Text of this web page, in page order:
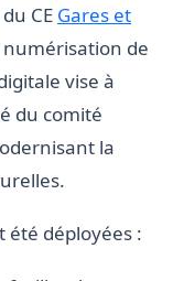
CE Gares et
numérisation de
vise à
du comité
la
été déployées :